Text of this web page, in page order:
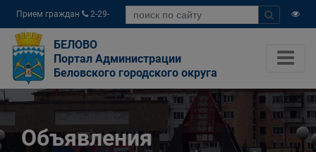
Прием граждан
2-29-
04
БЕЛОВО
Портал Администрации
Беловского городского округа
Объявления